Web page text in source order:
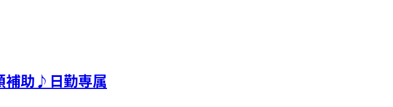
補助♪日勤専属